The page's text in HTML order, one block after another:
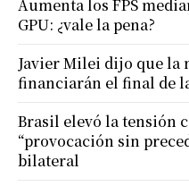
Aumenta los FPS
GPU: ¿vale la pena?
Javier Milei dijo que la
financiarán el final de
Brasil elevó la tensión
“provocación sin
bilateral